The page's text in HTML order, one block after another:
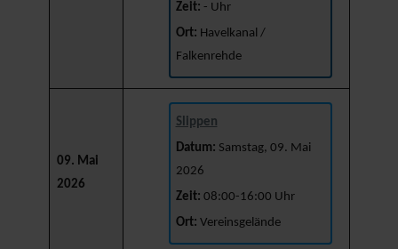
Zeit: - Uhr
Ort: Havelkanal /
Falkenrehde
09. Mai
2026
Slippen
Datum: Samstag, 09. Mai
2026
Zeit: 08:00-16:00 Uhr
Ort: Vereinsgelände